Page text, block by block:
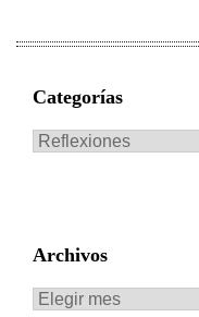
Categorías
Categorías
Archivos
Archivos